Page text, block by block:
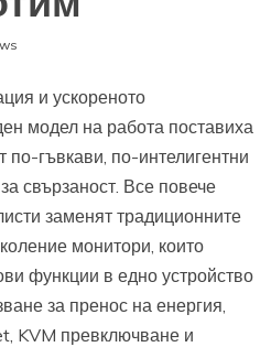
и ускореното
модел на работа поставиха
по-гъвкави, по-интелигентни
свързаност. Все повече
заменят традиционните
монитори, които
функции в едно устройство
за пренос на енергия,
KVM превключване и